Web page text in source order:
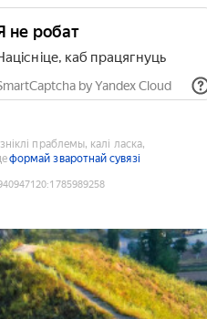
не робат
каб працягнуць
by Yandex Cloud
праблемы, калі ласка,
формай зваротнай сувязі
:1785989258